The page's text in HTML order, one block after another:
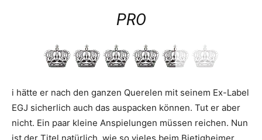
PRO
i hätte er nach den ganzen Querelen mit seinem Ex-Label
EGJ sicherlich auch das auspa­cken können. Tut er aber
nicht. Ein paar kleine Anspielungen müssen reichen. Nun